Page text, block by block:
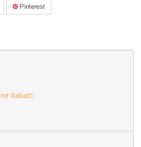
Pinterest
Rabatt: